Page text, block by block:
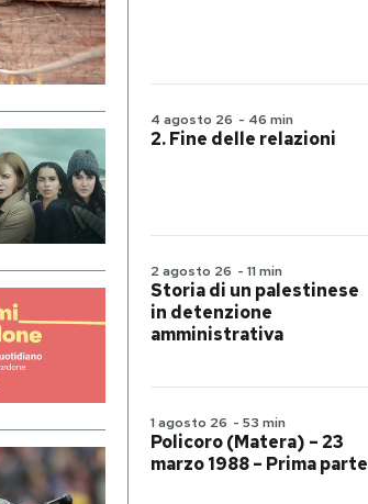
4 agosto 26 - 46 min
2. Fine delle relazioni
2 agosto 26 - 11 min
Storia di un palestinese
in detenzione
amministrativa
1 agosto 26 - 53 min
Policoro (Matera) – 23
marzo 1988 – Prima parte